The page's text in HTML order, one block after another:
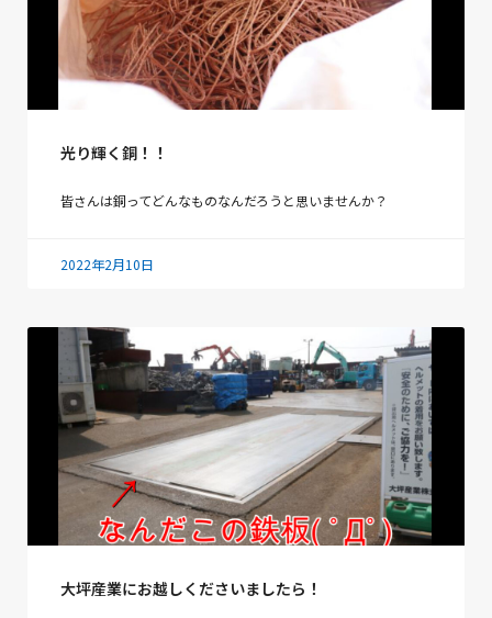
光り輝く銅！！
皆さんは銅ってどんなものなんだろうと思いませんか？
2022年2月10日
大坪産業にお越しくださいましたら！